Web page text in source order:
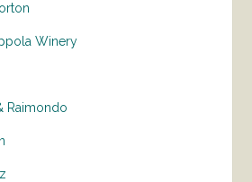
Winery
Raimondo